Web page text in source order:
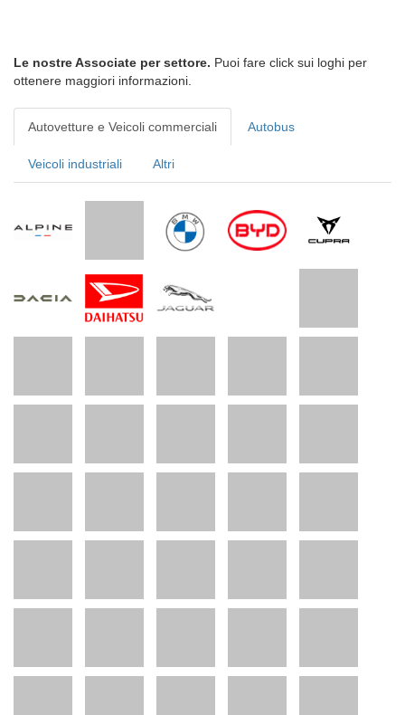
Le nostre Associate per settore. Puoi fare click sui loghi per
ottenere maggiori informazioni.
Autovetture e Veicoli commerciali Autobus
Veicoli industriali Altri